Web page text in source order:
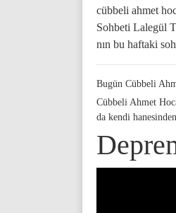
cübbeli ahmet
Sohbeti Lalegül
nın bu haftaki
Bugün Cübbeli
Cübbeli Ahmet
da kendi